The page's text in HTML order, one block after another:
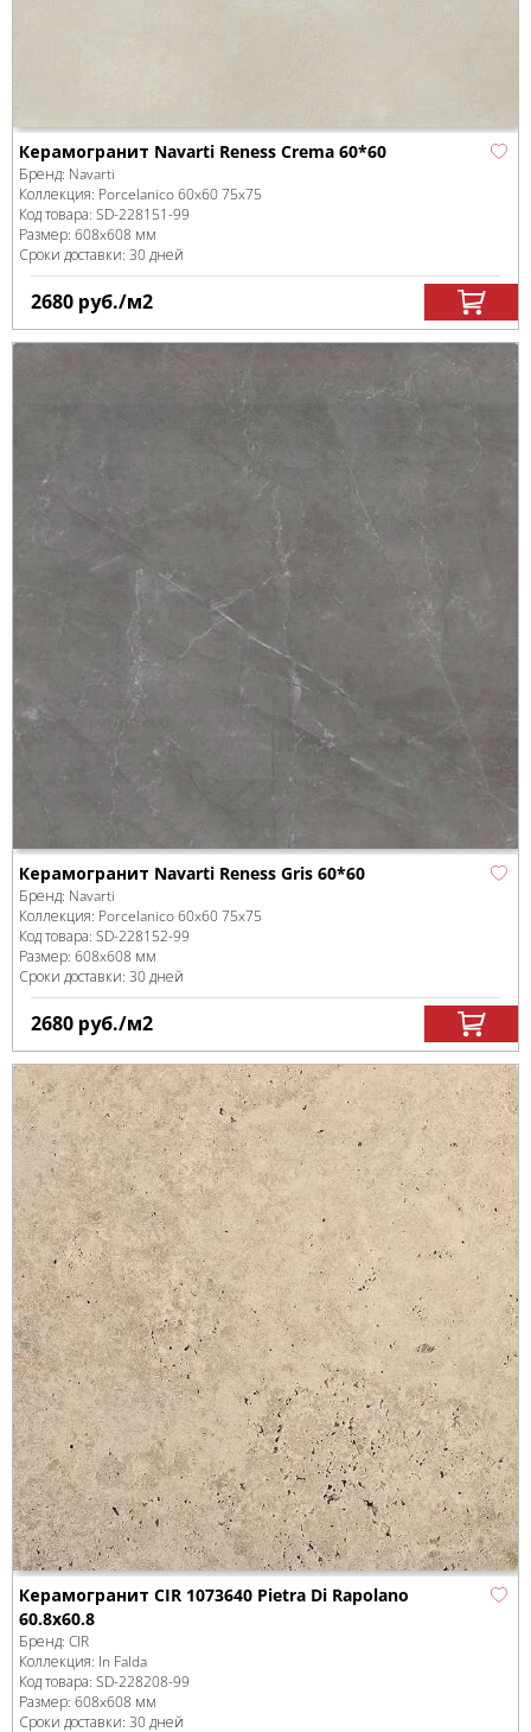
Керамогранит Navarti Reness Crema 60*60
Бренд: Navarti
Коллекция: Porcelanico 60x60 75x75
Код товара: SD-228151-99
Размер: 608x608 мм
Сроки доставки: 30 дней
2680 руб./м2
Керамогранит Navarti Reness Gris 60*60
Бренд: Navarti
Коллекция: Porcelanico 60x60 75x75
Код товара: SD-228152-99
Размер: 608x608 мм
Сроки доставки: 30 дней
2680 руб./м2
Керамогранит CIR 1073640 Pietra Di Rapolano
60.8x60.8
Бренд: CIR
Коллекция: In Falda
Код товара: SD-228208-99
Размер: 608x608 мм
Сроки доставки: 30 дней